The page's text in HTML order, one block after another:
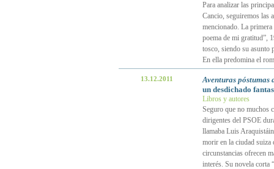
Para analizar las
Cancio, seguiremos las
mencionado. La
poema de mi gratitud”,
tosco, siendo su asunto
En ella predomina el
13.12.2011
Aventuras
un desdichado
Libros y autores
Seguro que no muchos
dirigentes del PSOE
llamaba Luis
morir en la ciudad suiza
circunstancias ofrecen
interés. Su novela corta